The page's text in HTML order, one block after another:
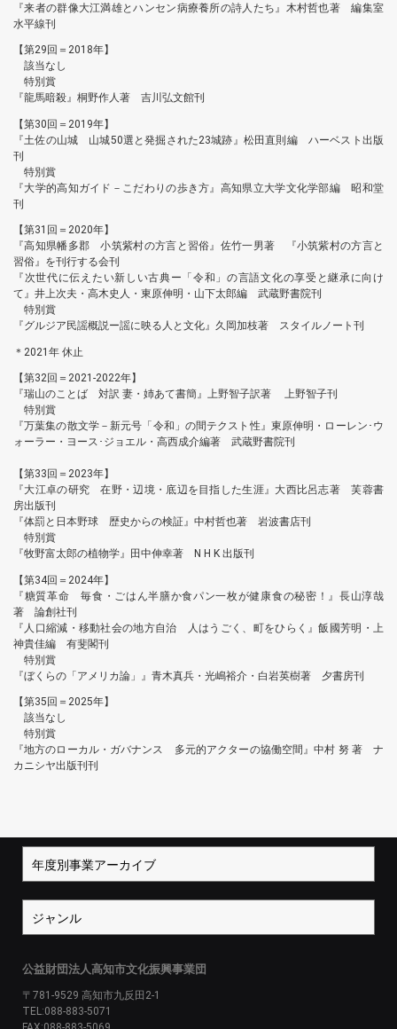
『来者の群像大江満雄とハンセン病療養所の詩人たち』木村哲也著 編集室
水平線刊
【第29回＝2018年】
該当なし
特別賞
『龍馬暗殺』桐野作人著 吉川弘文館刊
【第30回＝2019年】
『土佐の山城 山城50選と発掘された23城跡』松田直則編 ハーベスト出版
刊
特別賞
『大学的高知ガイド－こだわりの歩き方』高知県立大学文化学部編 昭和堂
刊
【第31回＝2020年】
『高知県幡多郡 小筑紫村の方言と習俗』佐竹一男著 『小筑紫村の方言と
習俗』を刊行する会刊
『次世代に伝えたい新しい古典ー「令和」の言語文化の享受と継承に向け
て』井上次夫・高木史人・東原伸明・山下太郎編 武蔵野書院刊
特別賞
『グルジア民謡概説ー謡に映る人と文化』久岡加枝著 スタイルノート刊
＊2021年 休止
【第32回＝2021-2022年】
『瑞山のことば 対訳 妻・姉あて書簡』上野智子訳著 上野智子刊
特別賞
『万葉集の散文学－新元号「令和」の間テクスト性』東原伸明・ローレン･ウ
ォーラー・ヨース･ジョエル・高西成介編著 武蔵野書院刊
【第33回＝2023年】
『大江卓の研究 在野・辺境・底辺を目指した生涯』大西比呂志著 芙蓉書
房出版刊
『体罰と日本野球 歴史からの検証』中村哲也著 岩波書店刊
特別賞
『牧野富太郎の植物学』田中伸幸著 N H K 出版刊
【第34回＝2024年】
『糖質革命 毎食・ごはん半膳か食パン一枚が健康食の秘密！』長山淳哉
著 論創社刊
『人口縮減・移動社会の地方自治 人はうごく、町をひらく』飯國芳明・上
神貴佳編 有斐閣刊
特別賞
『ぼくらの「アメリカ論」』青木真兵・光嶋裕介・白岩英樹著 夕書房刊
【第35回＝2025年】
該当なし
特別賞
『地方のローカル・ガバナンス 多元的アクターの協働空間』中村 努 著 ナ
カニシヤ出版刊刊
公益財団法人高知市文化振興事業団
〒781-9529 高知市九反田2-1
TEL:088-883-5071